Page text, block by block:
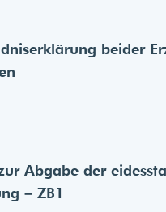
beider
Abgabe der
– ZB1